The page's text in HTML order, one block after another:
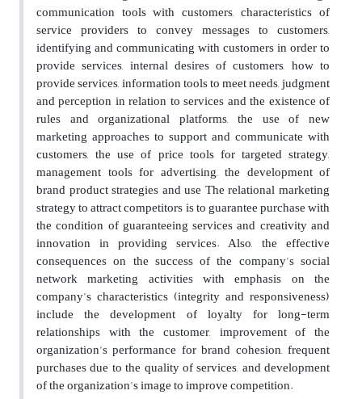
communication tools with customers, characteristics of
service providers to convey messages to customers,
identifying and communicating with customers in order to
provide services, internal desires of customers, how to
provide services, information tools to meet needs, judgment
and perception in relation to services and the existence of
rules and organizational platforms, the use of new
marketing approaches to support and communicate with
customers, the use of price tools for targeted strategy,
management tools for advertising, the development of
brand product strategies and use The relational marketing
strategy to attract competitors is to guarantee purchase with
the condition of guaranteeing services and creativity and
innovation in providing services. Also, the effective
consequences on the success of the company's social
network marketing activities with emphasis on the
company's characteristics (integrity and responsiveness)
include the development of loyalty for long-term
relationships with the customer, improvement of the
organization's performance for brand cohesion, frequent
purchases due to the quality of services, and development
of the organization's image to improve competition.